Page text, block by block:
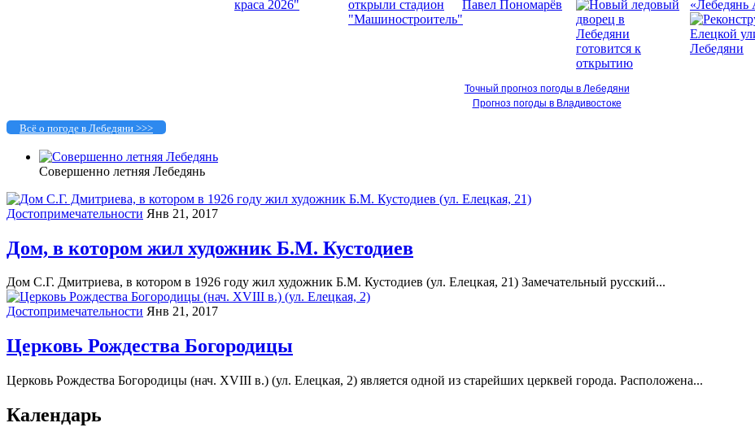
«Лебедянь
Точный прогноз погоды в Лебедяни
Прогноз погоды в Владивостоке
Всё о погоде в Лебедяни >>>
Совершенно летняя Лебедянь
Достопримечательности Янв 21, 2017
Дом, в котором жил художник Б.М. Кустодиев
Дом С.Г. Дмитриева, в котором в 1926 году жил художник Б.М. Кустодиев (ул. Елецкая, 21) Замечательный русский...
Достопримечательности Янв 21, 2017
Церковь Рождества Богородицы
Церковь Рождества Богородицы (нач. XVIII в.) (ул. Елецкая, 2) является одной из старейших церквей города. Расположена...
Календарь